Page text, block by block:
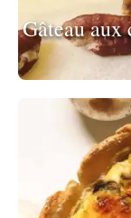
Gâteau aux